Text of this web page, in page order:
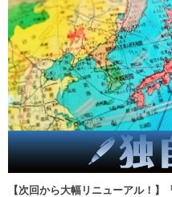
【次回から大幅リニューアル！